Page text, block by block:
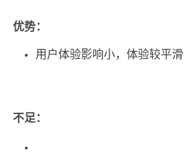
优势：
用户体验影响小，体验较平滑
不足：